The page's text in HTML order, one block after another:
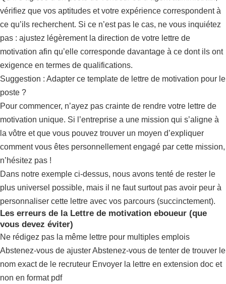
vérifiez que vos aptitudes et votre expérience correspondent à
ce qu’ils recherchent. Si ce n’est pas le cas, ne vous inquiétez
pas : ajustez légèrement la direction de votre lettre de
motivation afin qu’elle corresponde davantage à ce dont ils ont
exigence en termes de qualifications.
Suggestion : Adapter ce template de lettre de motivation pour le
poste ?
Pour commencer, n’ayez pas crainte de rendre votre lettre de
motivation unique. Si l’entreprise a une mission qui s’aligne à
la vôtre et que vous pouvez trouver un moyen d’expliquer
comment vous êtes personnellement engagé par cette mission,
n’hésitez pas !
Dans notre exemple ci-dessus, nous avons tenté de rester le
plus universel possible, mais il ne faut surtout pas avoir peur à
personnaliser cette lettre avec vos parcours (succinctement).
Les erreurs de la Lettre de motivation eboueur (que
vous devez éviter)
Ne rédigez pas la même lettre pour multiples emplois
Abstenez-vous de ajuster Abstenez-vous de tenter de trouver le
nom exact de le recruteur Envoyer la lettre en extension doc et
non en format pdf